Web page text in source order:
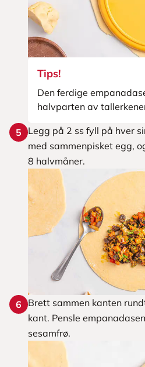
Tips!
Den ferdige
halvparten av
5
Legg på 2 ss fyll på hver
med sammenpisket egg,
8 halvmåner.
6
Brett sammen kanten
kant. Pensle
sesamfrø.